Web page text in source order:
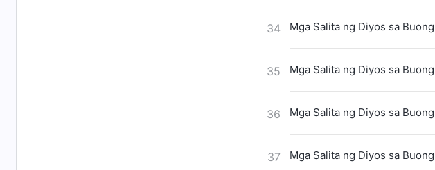
34 Mga Salita ng Diyos sa
35 Mga Salita ng Diyos sa
36 Mga‌ ‌Salita‌ ‌ng‌ ‌Diyos‌ ‌sa‌
37 Mga Salita ng Diyos sa